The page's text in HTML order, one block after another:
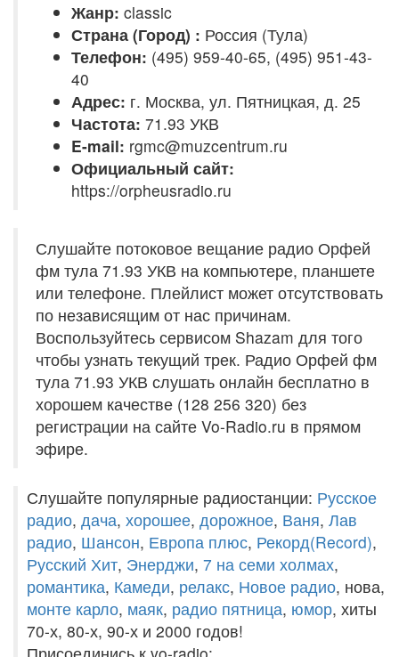
Жанр: classic
Страна (Город) : Россия (Тула)
Телефон: (495) 959-40-65, (495) 951-43-
40
Адрес: г. Москва, ул. Пятницкая, д. 25
Частота: 71.93 УКВ
E-mail: rgmc@muzcentrum.ru
Официальный сайт:
https://orpheusradio.ru
Слушайте потоковое вещание радио Орфей
фм тула 71.93 УКВ на компьютере, планшете
или телефоне. Плейлист может отсутствовать
по независящим от нас причинам.
Воспользуйтесь сервисом Shazam для того
чтобы узнать текущий трек. Радио Орфей фм
тула 71.93 УКВ слушать онлайн бесплатно в
хорошем качестве (128 256 320) без
регистрации на сайте Vo-Radio.ru в прямом
эфире.
Слушайте популярные радиостанции: Русское
радио, дача, хорошее, дорожное, Ваня, Лав
радио, Шансон, Европа плюс, Рекорд(Record),
Русский Хит, Энерджи, 7 на семи холмах,
романтика, Камеди, релакс, Новое радио, нова,
монте карло, маяк, радио пятница, юмор, хиты
70-х, 80-х, 90-х и 2000 годов!